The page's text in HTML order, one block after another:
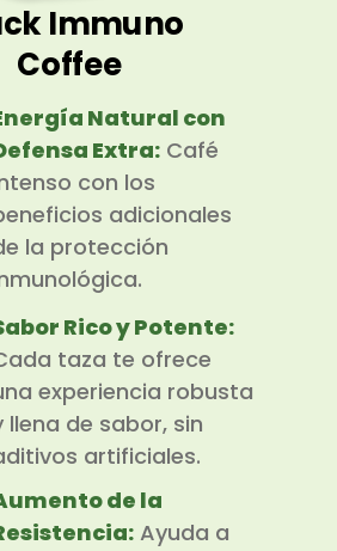
Immuno
Coffee
Natural con
Extra: Café
con los
adicionales
la protección
Rico y Potente:
taza te ofrece
experiencia robusta
llena de sabor, sin
artificiales.
de la
Ayuda a